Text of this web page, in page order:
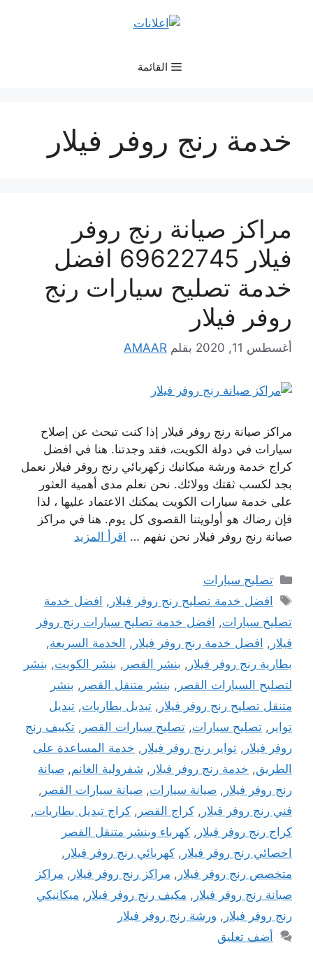
القائمة
خدمة رنج روفر فيلار
مراكز صيانة رنج روفر
فيلار 69622745 افضل
خدمة تصليح سيارات رنج
روفر فيلار
أغسطس 11, 2020 بقلم AMAAR
مراكز صيانة رنج روفر فيلار إذا كنت تبحث عن إصلاح
سيارات في دولة الكويت، فقد وجدتنا. هنا في افضل
كراج خدمة ورشة ميكانيك زكهربائي رنج روفر فيلار نعمل
بجد لكسب ثقتك وولائك. نحن نعلم مدى أهمية العثور
على خدمة سيارات الكويت يمكنك الاعتماد عليها ، لذا
فإن رضاك ​​هو أولويتنا القصوى كل يوم. هنا في مراكز
صيانة رنج روفر فيلار نحن نفهم … اقرأ المزيد
التصنيفات
تصليح سيارات
الوسوم
افضل خدمة تصليح رنج روفر فيلار , افضل خدمة
تصليح سيارات, افضل خدمة تصليح سيارات رنج روفر
فيلار , افضل خدمة رنج روفر فيلار , الخدمة السريعة,
بطارية رنج روفر فيلار , بنشر القصر , بنشر الكويت, بنشر
لتصليح السيارات القصر , بنشر متنقل القصر , بنشر
متنقل تصليح رنج روفر فيلار , تبديل بطاريات, تبديل
تواير , تصليح سيارات, تصليح سيارات القصر , تكييف رنج
روفر فيلار , تواير رنج روفر فيلار , خدمة المساعدة على
الطريق, خدمة رنج روفر فيلار , شفرولية الغانم, صيانة
رنج روفر فيلار , صيانة سيارات, صيانة سيارات القصر ,
فني رنج روفر فيلار , كراج القصر , كراج تبديل بطاريات,
كراج رنج روفر فيلار , كهرباء وبنشر متنقل القصر
اخصائي رنج روفر فيلار , كهربائي رنج روفر فيلار ,
متخصص رنج روفر فيلار , مراكز رنج روفر فيلار , مراكز
صيانة رنج روفر فيلار , مكيف رنج روفر فيلار , ميكانيكي
رنج روفر فيلار , ورشة رنج روفر فيلار
أضف تعليق